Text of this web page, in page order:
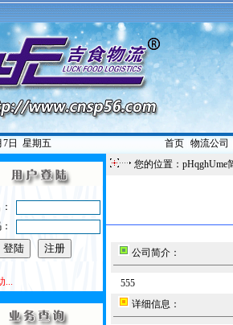
7日 星期五 首页| 物流公司
...
您的位置：pHqghUme
公司简介：
555
详细信息：